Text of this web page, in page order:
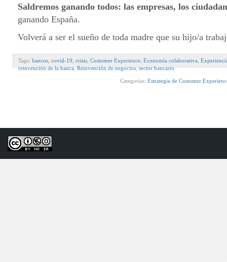
Saldremos ganando todos: las empresas, los
ganando España.
Volverá a ser el sueño de toda madre que su hijo/a
Tags: bancos covid-19 crisis Customer Experience Economía colaborativa
reinvención de la banca,Reinvención de negocios,sector bancario
Categorías: Estrategia de Customer